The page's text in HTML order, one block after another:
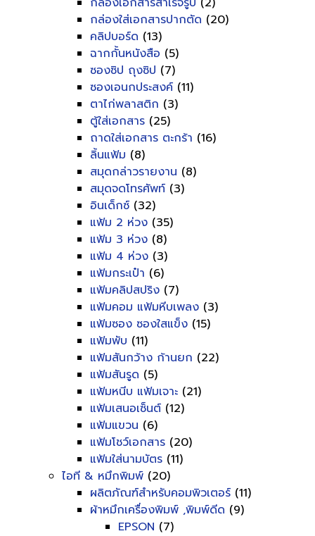
กล่องใส่เอกสารปากตัด (20)
คลิปบอร์ด (13)
ฉากกั้นหนังสือ (5)
ซองซิป ถุงซิป (7)
ซองเอนกประสงค์ (11)
ตาไก่พลาสติก (3)
ตู้ใส่เอกสาร (25)
ถาดใส่เอกสาร ตะกร้า (16)
ลิ้นแฟ้ม (8)
สมุดกล่าวรายงาน (8)
สมุดจดโทรศัพท์ (3)
อินเด็กซ์ (32)
แฟ้ม 2 ห่วง (35)
แฟ้ม 3 ห่วง (8)
แฟ้ม 4 ห่วง (3)
แฟ้มกระเป๋า (6)
แฟ้มคลิปสปริง (7)
แฟ้มคอม แฟ้มหีบเพลง (3)
แฟ้มซอง ซองใสแข็ง (15)
แฟ้มพับ (11)
แฟ้มสันกว้าง ก้านยก (22)
แฟ้มสันรูด (5)
แฟ้มหนีบ แฟ้มเจาะ (21)
แฟ้มเสนอเซ็นต์ (12)
แฟ้มแขวน (6)
แฟ้มโชว์เอกสาร (20)
แฟ้มใส่นามบัตร (11)
ไอที & หมึกพิมพ์ (20)
ผลิตภัณฑ์สำหรับคอมพิวเตอร์ (11)
ผ้าหมึกเครื่องพิมพ์ ,พิมพ์ดีด (9)
EPSON (7)